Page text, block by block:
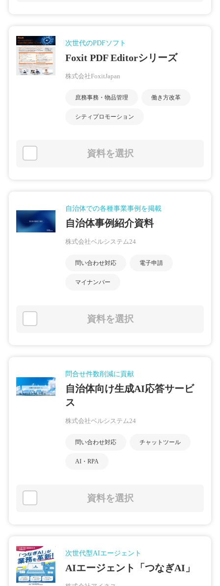
次世代のPDFソフト
Foxit PDF Editorシリーズ
株式会社FoxitJapan
庶務事務・物品管理 働き方改革
シティプロモーション
資料を選択
自治体での各種事業事例を掲載
自治体事例紹介資料
株式会社ベルシステム24
問い合わせ対応 電子申請
マイナンバー
資料を選択
問合せ件数削減に貢献
自治体向け生成AI応答サービ
ス
株式会社ベルシステム24
問い合わせ対応 チャットツール
AI・RPA
資料を選択
次世代型AIエージェント
AIエージェント「つなぎAI」